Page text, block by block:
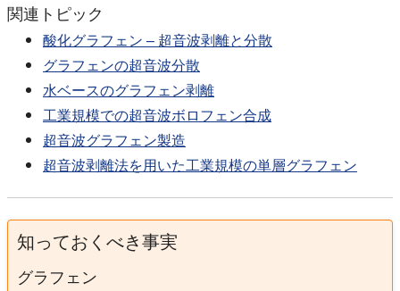
関連トピック
酸化グラフェン – 超音波剥離と分散
グラフェンの超音波分散
水ベースのグラフェン剥離
工業規模での超音波ボロフェン合成
超音波グラフェン製造
超音波剥離法を用いた工業規模の単層グラフェン
知っておくべき事実
グラフェン